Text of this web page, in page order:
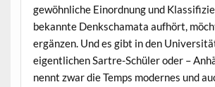
gewöhnliche Einordnung und
bekannte Denkschamata aufhört,
ergänzen. Und es gibt in den
eigentlichen Sartre-Schüler oder –
nennt zwar die Temps modernes und